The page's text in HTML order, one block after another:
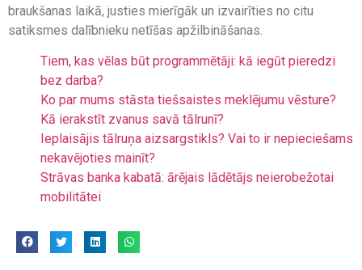
braukšanas laikā, justies mierīgāk un izvairīties no citu
satiksmes dalībnieku netīšas apžilbināšanas.
Tiem, kas vēlas būt programmētāji: kā iegūt pieredzi
bez darba?
Ko par mums stāsta tiešsaistes meklējumu vēsture?
Kā ierakstīt zvanus savā tālrunī?
Ieplaisājis tālruņa aizsargstikls? Vai to ir nepieciešams
nekavējoties mainīt?
Strāvas banka kabatā: ārējais lādētājs neierobežotai
mobilitātei